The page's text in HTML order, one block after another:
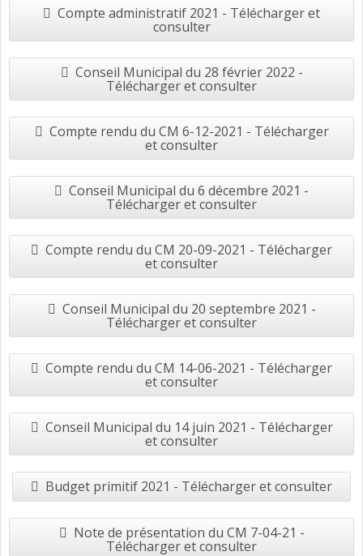
Compte administratif 2021 - Télécharger et
consulter
Conseil Municipal du 28 février 2022 -
Télécharger et consulter
Compte rendu du CM 6-12-2021 - Télécharger
et consulter
Conseil Municipal du 6 décembre 2021 -
Télécharger et consulter
Compte rendu du CM 20-09-2021 - Télécharger
et consulter
Conseil Municipal du 20 septembre 2021 -
Télécharger et consulter
Compte rendu du CM 14-06-2021 - Télécharger
et consulter
Conseil Municipal du 14 juin 2021 - Télécharger
et consulter
Budget primitif 2021 - Télécharger et consulter
Note de présentation du CM 7-04-21 -
Télécharger et consulter